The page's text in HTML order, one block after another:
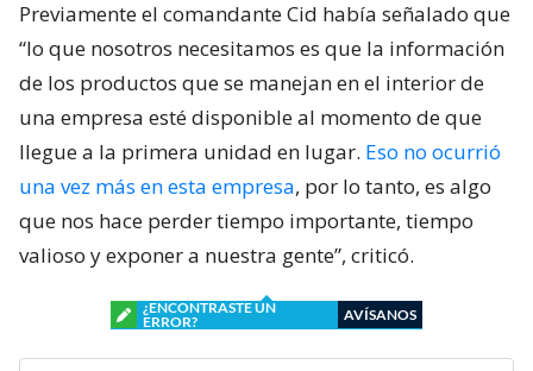
Previamente el comandante Cid había señalado que
“lo que nosotros necesitamos es que la información
de los productos que se manejan en el interior de
una empresa esté disponible al momento de que
llegue a la primera unidad en lugar. Eso no ocurrió
una vez más en esta empresa, por lo tanto, es algo
que nos hace perder tiempo importante, tiempo
valioso y exponer a nuestra gente”, criticó.
¿ENCONTRASTE UN
ERROR?
AVÍSANOS